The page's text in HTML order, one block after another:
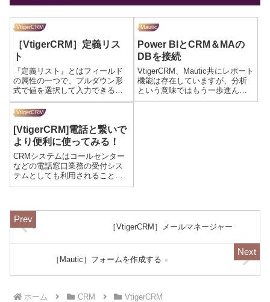
VtigerCRM
［VtigerCRM］定義リス
ト
『定義リスト』とはフィールド
の属性の一つで、プルダウン形
式で値を選択して入力できる項
目（フィールド）のことをいい
ます。定義リストのメリットは
以下の3点になります。①入力時
間を減らすことができる➁集計
（分析）用の項目として活用で
きる➂ワークフ...
Mautic
Power BIとCRM＆MAの
DBを接続
VtigerCRM、Mautic共にレポート
機能は存在していますが、分析
という意味ではもう一歩進んだ
ツールが必要な方もいらっしゃ
VtigerCRM
[VtigerCRM]電話と繋いで
より便利に使ってみる！
CRMシステムはコールセンター
などの電話窓口業務の受付シス
テムとしても利用されることが
あります。VtigerCRMではモジュ
用されています。また、電話環
境との連携については、Vtige...［VtigerCRM］メールマネージャー
［Mautic］フォームを作成する
ホーム CRM VtigerCRM